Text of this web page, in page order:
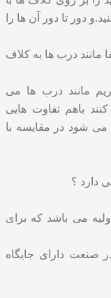
دور تا دور آن ها را
مانند درب ها به کلاف
مانند درب ها می
باهم تفاوت هایی
می شود در مقایسه با
دارد ؟
می باشد که برای
صنعت دارای جایگاه